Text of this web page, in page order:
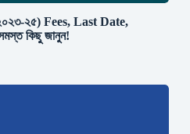
২৫) Fees, Last Date,
কিছু জানুন!